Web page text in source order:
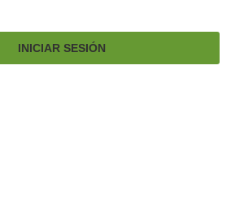
INICIAR SESIÓN